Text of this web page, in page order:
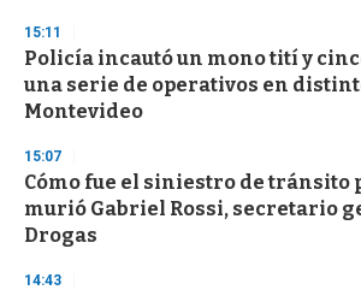
15:11
Policía incautó un mono tití y
una serie de operativos en
Montevideo
15:07
Cómo fue el siniestro de tránsito
murió Gabriel Rossi, secretario
Drogas
14:43